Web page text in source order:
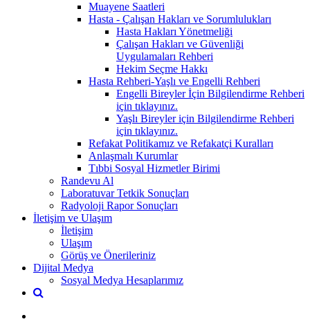
Muayene Saatleri
Hasta - Çalışan Hakları ve Sorumlulukları
Hasta Hakları Yönetmeliği
Çalışan Hakları ve Güvenliği
Uygulamaları Rehberi
Hekim Seçme Hakkı
Hasta Rehberi-Yaşlı ve Engelli Rehberi
Engelli Bireyler İçin Bilgilendirme Rehberi
için tıklayınız.
Yaşlı Bireyler için Bilgilendirme Rehberi
için tıklayınız.
Refakat Politikamız ve Refakatçi Kuralları
Anlaşmalı Kurumlar
Tıbbi Sosyal Hizmetler Birimi
Randevu Al
Laboratuvar Tetkik Sonuçları
Radyoloji Rapor Sonuçları
İletişim ve Ulaşım
İletişim
Ulaşım
Görüş ve Önerileriniz
Dijital Medya
Sosyal Medya Hesaplarımız